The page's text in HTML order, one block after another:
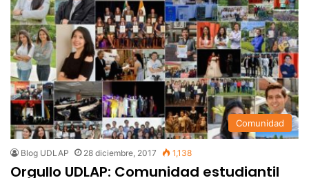
Comunidad
Blog UDLAP 28 diciembre, 2017 1,138
Orgullo UDLAP: Comunidad estudiantil